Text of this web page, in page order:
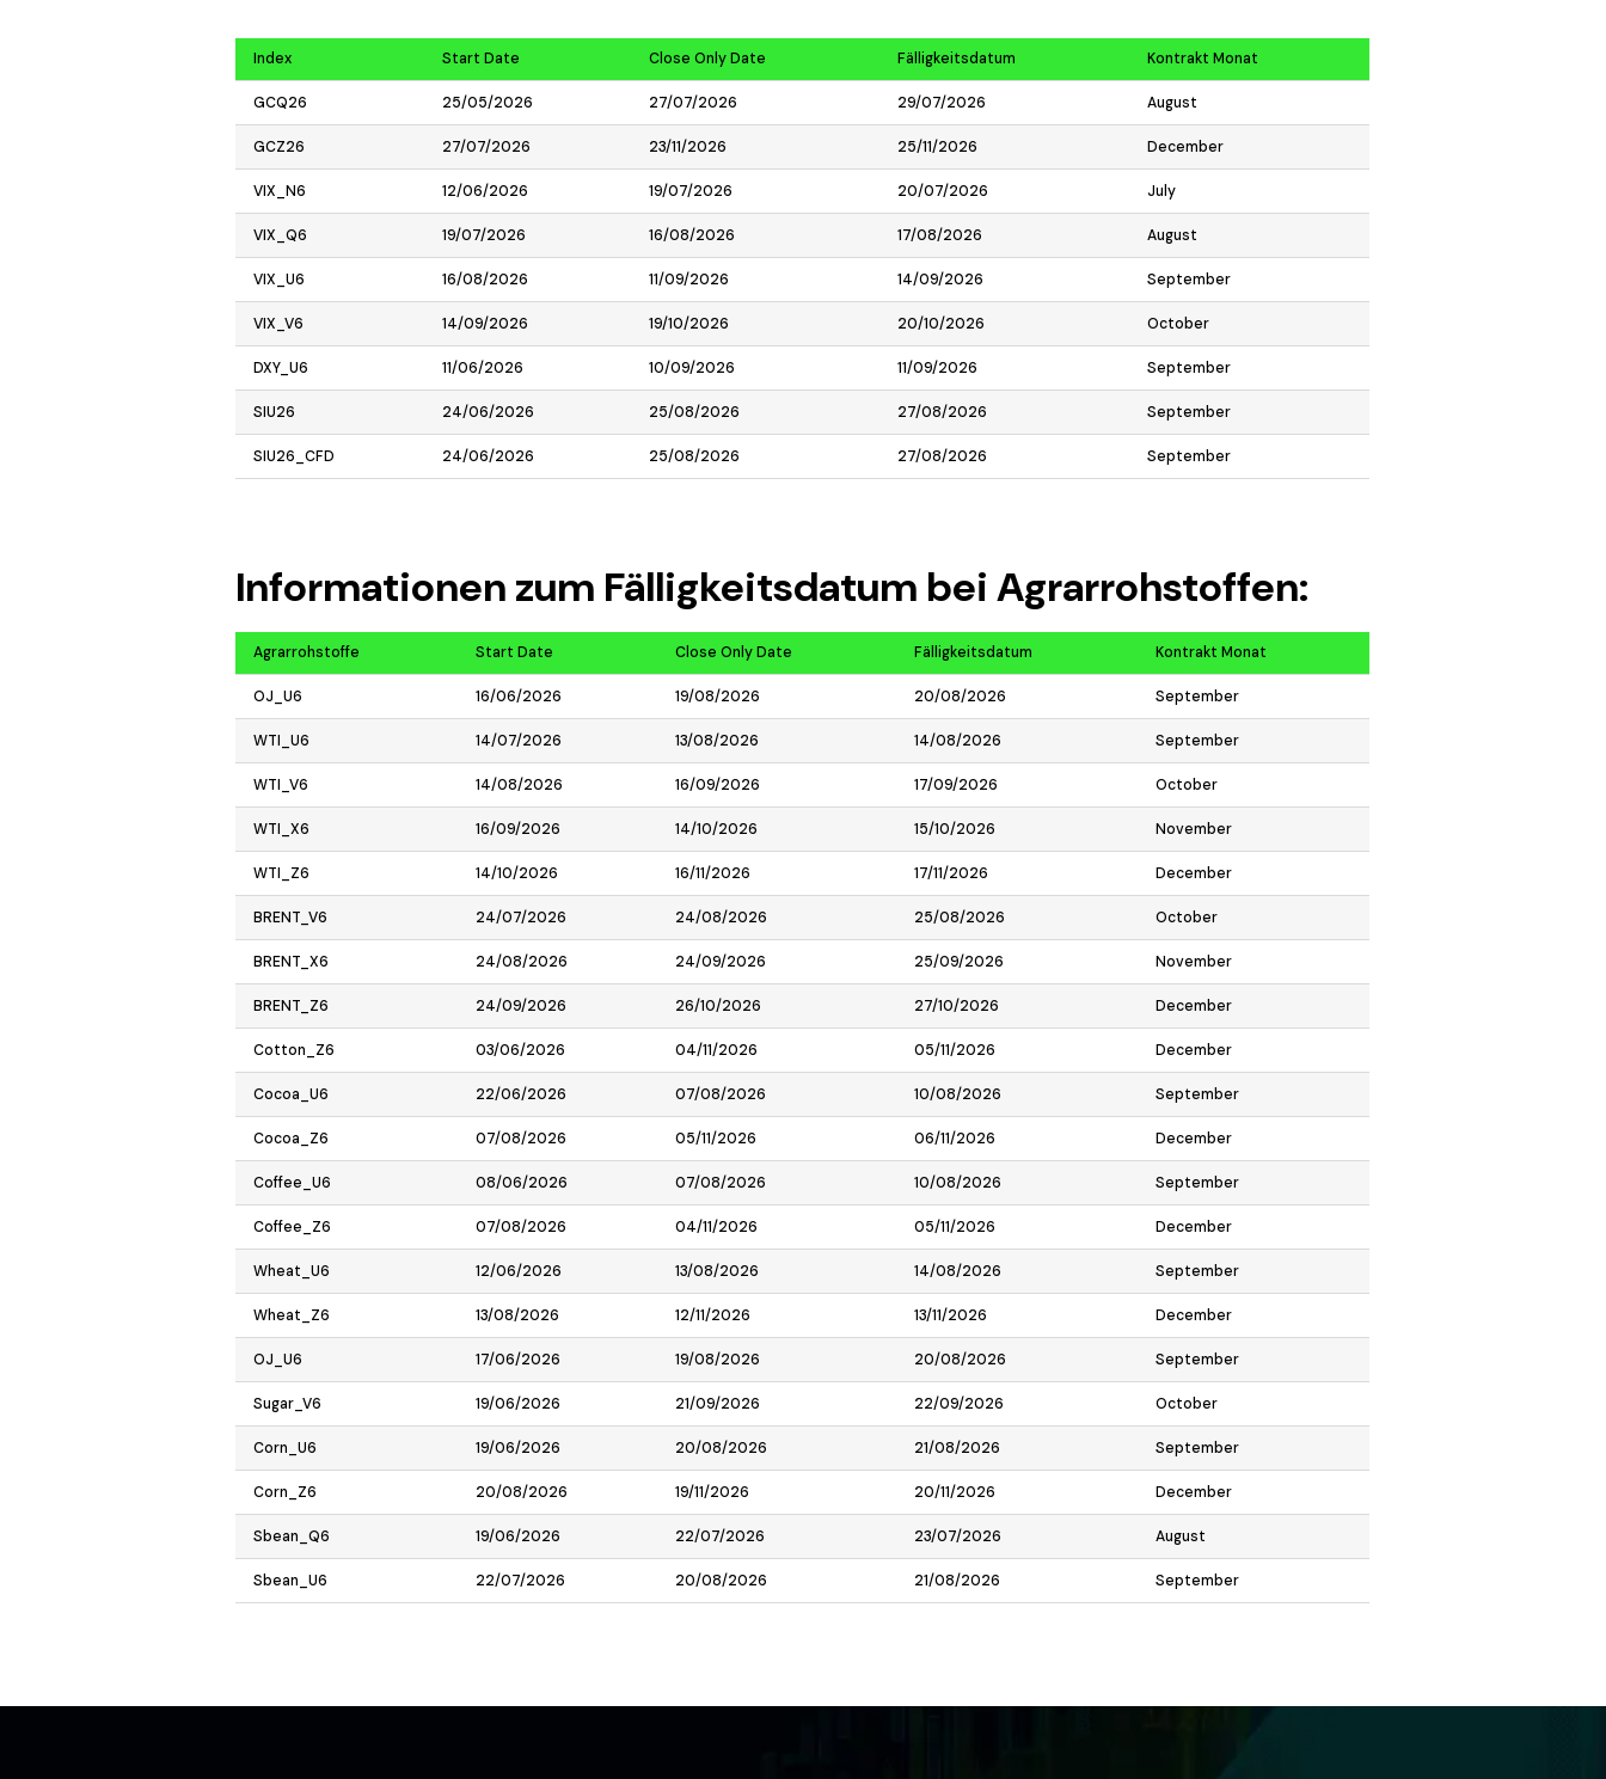
Index Start Date Close Only Date Fälligkeitsdatum Kontrakt Monat
GCQ26 25/05/2026 27/07/2026 29/07/2026 August
GCZ26 27/07/2026 23/11/2026 25/11/2026 December
VIX_N6 12/06/2026 19/07/2026 20/07/2026 July
VIX_Q6 19/07/2026 16/08/2026 17/08/2026 August
VIX_U6 16/08/2026 11/09/2026 14/09/2026 September
VIX_V6 14/09/2026 19/10/2026 20/10/2026 October
DXY_U6 11/06/2026 10/09/2026 11/09/2026 September
SIU26 24/06/2026 25/08/2026 27/08/2026 September
SIU26_CFD 24/06/2026 25/08/2026 27/08/2026 September
Informationen zum Fälligkeitsdatum bei Agrarrohstoffen:
Agrarrohstoffe Start Date Close Only Date Fälligkeitsdatum Kontrakt Monat
OJ_U6 16/06/2026 19/08/2026 20/08/2026 September
WTI_U6 14/07/2026 13/08/2026 14/08/2026 September
WTI_V6 14/08/2026 16/09/2026 17/09/2026 October
WTI_X6 16/09/2026 14/10/2026 15/10/2026 November
WTI_Z6 14/10/2026 16/11/2026 17/11/2026 December
BRENT_V6 24/07/2026 24/08/2026 25/08/2026 October
BRENT_X6 24/08/2026 24/09/2026 25/09/2026 November
BRENT_Z6 24/09/2026 26/10/2026 27/10/2026 December
Cotton_Z6 03/06/2026 04/11/2026 05/11/2026 December
Cocoa_U6 22/06/2026 07/08/2026 10/08/2026 September
Cocoa_Z6 07/08/2026 05/11/2026 06/11/2026 December
Coffee_U6 08/06/2026 07/08/2026 10/08/2026 September
Coffee_Z6 07/08/2026 04/11/2026 05/11/2026 December
Wheat_U6 12/06/2026 13/08/2026 14/08/2026 September
Wheat_Z6 13/08/2026 12/11/2026 13/11/2026 December
OJ_U6 17/06/2026 19/08/2026 20/08/2026 September
Sugar_V6 19/06/2026 21/09/2026 22/09/2026 October
Corn_U6 19/06/2026 20/08/2026 21/08/2026 September
Corn_Z6 20/08/2026 19/11/2026 20/11/2026 December
Sbean_Q6 19/06/2026 22/07/2026 23/07/2026 August
Sbean_U6 22/07/2026 20/08/2026 21/08/2026 September